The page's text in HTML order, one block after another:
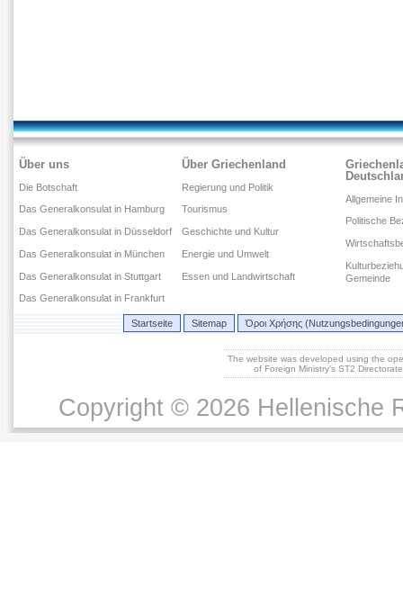
Über uns
Die Botschaft
Das Generalkonsulat in Hamburg
Das Generalkonsulat in Düsseldorf
Das Generalkonsulat in München
Das Generalkonsulat in Stuttgart
Das Generalkonsulat in Frankfurt
Über Griechenland
Regierung und Politik
Tourismus
Geschichte und Kultur
Energie und Umwelt
Essen und Landwirtschaft
Allgemeine
Politische
Gemeinde
Startseite Sitemap Όροι Χρήσης
The website was developed using the
of Foreign Ministry's ST2
Copyright © 2026 Hellenische